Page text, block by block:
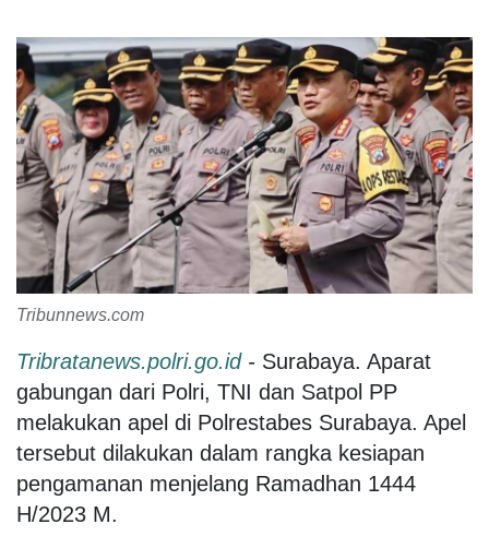
Tribunnews.com
Tribratanews.polri.go.id- Surabaya. Aparat
gabungan dari Polri, TNI dan Satpol PP
melakukan apel di Polrestabes Surabaya. Apel
tersebut dilakukan dalam rangka kesiapan
pengamanan menjelang Ramadhan 1444
H/2023 M.